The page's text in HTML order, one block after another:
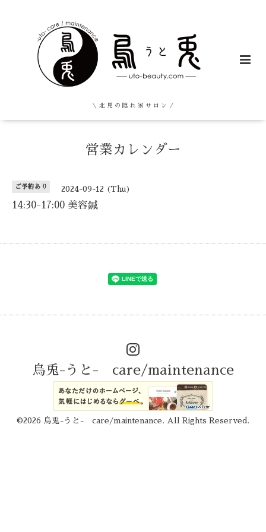
＼ 北 見 の 隠 れ 家 サ ロ ン ／
営業カレンダー
ご予約あり 2024-09-12 (Thu)
14:30-17:00 美容鍼
烏兎-うと- care/maintenance
©2026 烏兎-うと- care/maintenance . All Rights Reserved.